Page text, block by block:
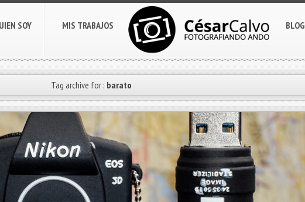
MIS TRABAJOS
SOY BLOG
Tag archive for : barato